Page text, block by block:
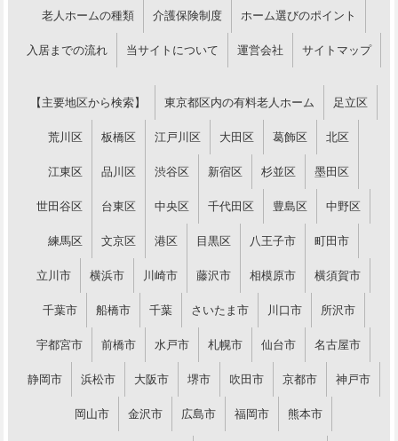
老人ホームの種類 介護保険制度 ホーム選びのポイント
入居までの流れ 当サイトについて 運営会社 サイトマップ
【主要地区から検索】 東京都区内の有料老人ホーム 足立区
荒川区 板橋区 江戸川区 大田区 葛飾区 北区
江東区 品川区 渋谷区 新宿区 杉並区 墨田区
世田谷区 台東区 中央区 千代田区 豊島区 中野区
練馬区 文京区 港区 目黒区 八王子市 町田市
立川市 横浜市 川崎市 藤沢市 相模原市 横須賀市
千葉市 船橋市 千葉 さいたま市 川口市 所沢市
宇都宮市 前橋市 水戸市 札幌市 仙台市 名古屋市
静岡市 浜松市 大阪市 堺市 吹田市 京都市 神戸市
岡山市 金沢市 広島市 福岡市 熊本市